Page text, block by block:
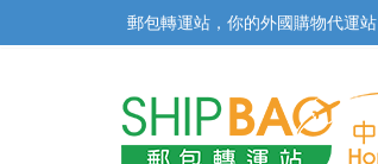
郵包轉運站，你的外國購物代運站